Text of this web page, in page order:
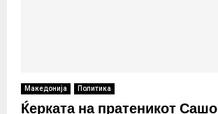
Македонија Политика